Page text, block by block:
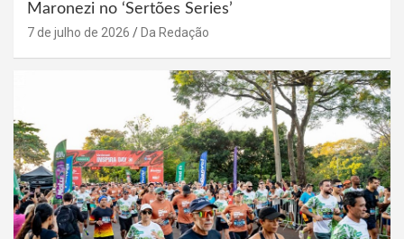
Maronezi no ‘Sertões Series’
7 de julho de 2026 Da Redação